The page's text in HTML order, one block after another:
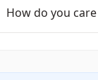
How do you